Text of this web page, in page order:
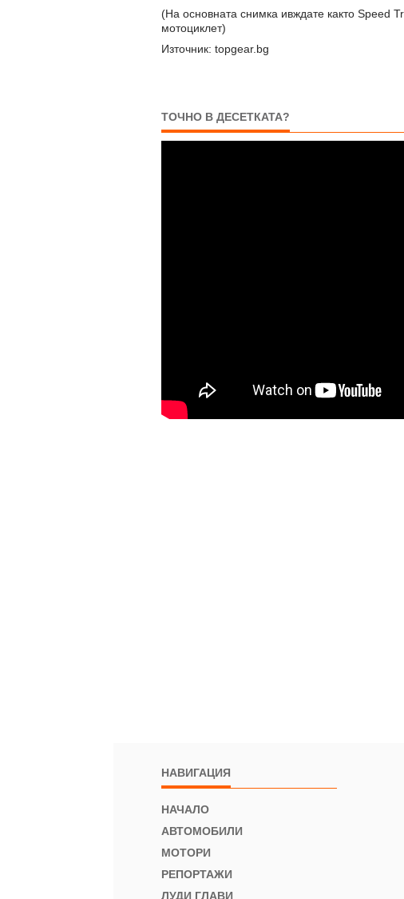
(На основната снимка ивждате както Speed
мотоциклет)
Източник: topgear.bg
ТОЧНО В ДЕСЕТКАТА?
НАВИГАЦИЯ
НАЧАЛО
АВТОМОБИЛИ
МОТОРИ
РЕПОРТАЖИ
ЛУДИ ГЛАВИ